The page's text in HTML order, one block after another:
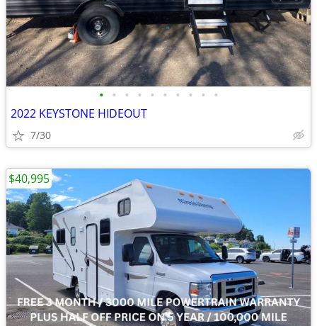
• • • • • • • • • •
2022 KEYSTONE HIDEOUT
7/30
$40,995